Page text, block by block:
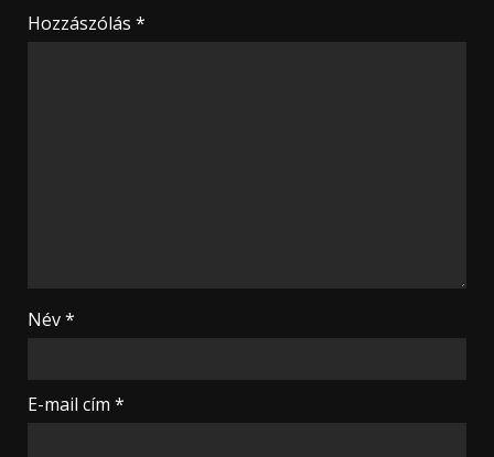
Hozzászólás *
Név*
E-mail cím *